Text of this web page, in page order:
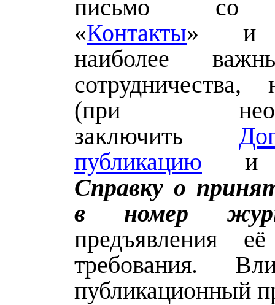
письмо со
«Контакты» и
наиболее
сотрудничества,
(при
заключить
публикацию и
Справку о
в номер
предъявления
требования.
публикационный